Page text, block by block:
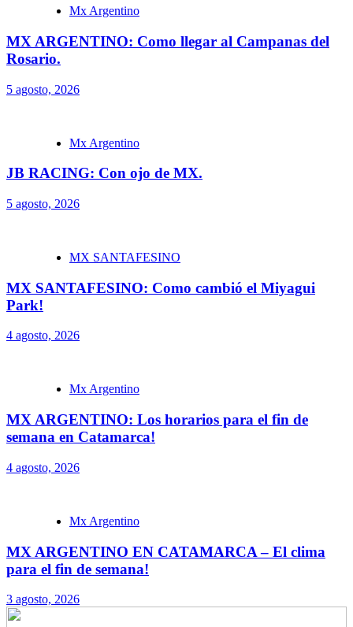
Mx Argentino
MX ARGENTINO: Como llegar al Campanas del
Rosario.
5 agosto, 2026
Mx Argentino
JB RACING: Con ojo de MX.
5 agosto, 2026
MX SANTAFESINO
MX SANTAFESINO: Como cambió el Miyagui
Park!
4 agosto, 2026
Mx Argentino
MX ARGENTINO: Los horarios para el fin de
semana en Catamarca!
4 agosto, 2026
Mx Argentino
MX ARGENTINO EN CATAMARCA – El clima
para el fin de semana!
3 agosto, 2026